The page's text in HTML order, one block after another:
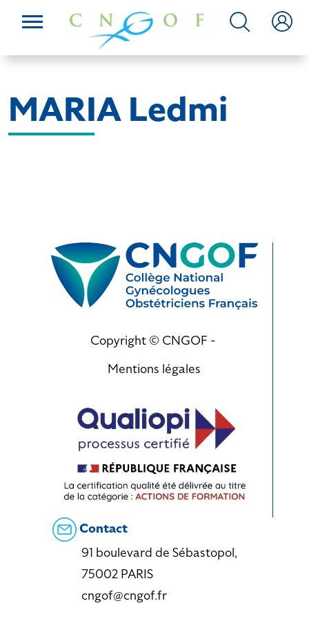
MARIA Ledmi
Copyright © CNGOF -
Mentions légales
Contact
91 boulevard de Sébastopol,
75002 PARIS
cngof@cngof.fr